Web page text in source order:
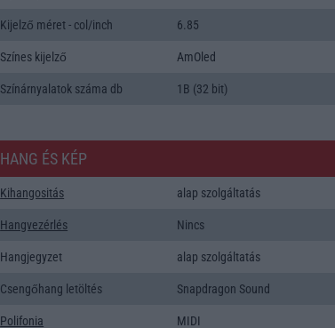
Kijelző méret - col/inch 6.85
Színes kijelző AmOled
Színárnyalatok száma db 1B (32 bit)
HANG ÉS KÉP
Kihangositás alap szolgáltatás
Hangvezérlés Nincs
Hangjegyzet alap szolgáltatás
Csengőhang letöltés Snapdragon Sound
Polifonia MIDI